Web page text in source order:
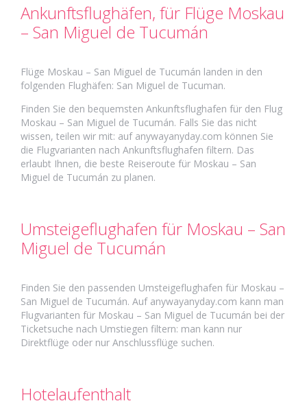
Ankunftsflughäfen, für Flüge Moskau
– San Miguel de Tucumán
Flüge Moskau – San Miguel de Tucumán landen in den
folgenden Flughäfen: San Miguel de Tucuman.
Finden Sie den bequemsten Ankunftsflughafen für den Flug
Moskau – San Miguel de Tucumán. Falls Sie das nicht
wissen, teilen wir mit: auf anywayanyday.com können Sie
die Flugvarianten nach Ankunftsflughafen filtern. Das
erlaubt Ihnen, die beste Reiseroute für Moskau – San
Miguel de Tucumán zu planen.
Umsteigeflughafen für Moskau – San
Miguel de Tucumán
Finden Sie den passenden Umsteigeflughafen für Moskau –
San Miguel de Tucumán. Auf anywayanyday.com kann man
Flugvarianten für Moskau – San Miguel de Tucumán bei der
Ticketsuche nach Umstiegen filtern: man kann nur
Direktflüge oder nur Anschlussflüge suchen.
Hotelaufenthalt